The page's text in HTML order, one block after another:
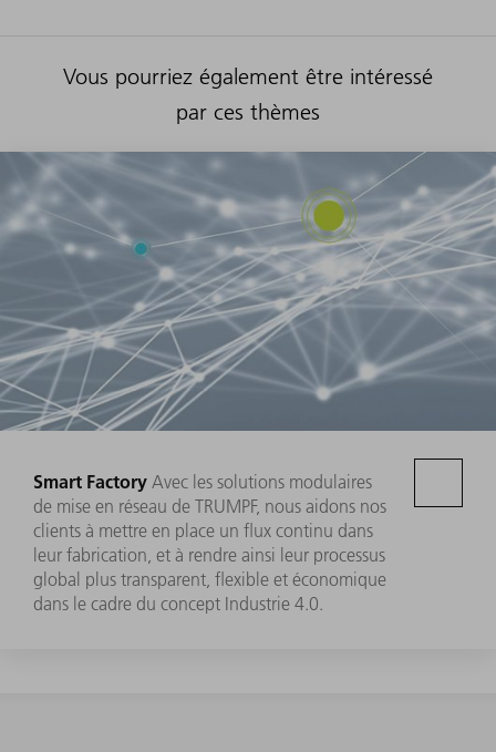
Vous pourriez également être intéressé
par ces thèmes
Smart Factory Avec les solutions modulaires
de mise en réseau de TRUMPF, nous aidons nos
clients à mettre en place un flux continu dans
leur fabrication, et à rendre ainsi leur processus
global plus transparent, flexible et économique
dans le cadre du concept Industrie 4.0.